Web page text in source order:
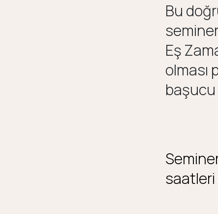
Bu
Eş
olması
başucu
saatleri